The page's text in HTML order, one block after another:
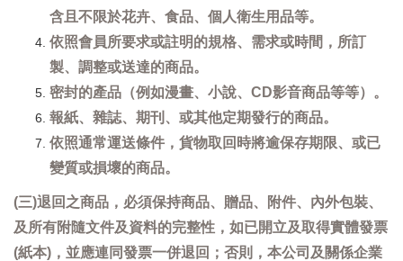
含且不限於花卉、食品、個人衛生用品等。
依照會員所要求或註明的規格、需求或時間，所訂
製、調整或送達的商品。
密封的產品（例如漫畫、小說、CD影音商品等等）。
報紙、雜誌、期刊、或其他定期發行的商品。
依照通常運送條件，貨物取回時將逾保存期限、或已
變質或損壞的商品。
(三)退回之商品，必須保持商品、贈品、附件、內外包裝、
及所有附隨文件及資料的完整性，如已開立及取得實體發票
(紙本)，並應連同發票一併退回；否則，本公司及關係企業